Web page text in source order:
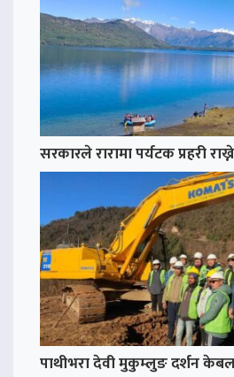
सरकारले रारामा पर्यटक प्रहरी राख्ने
पाथीभरा देवी मुकुम्लुङ दर्शन